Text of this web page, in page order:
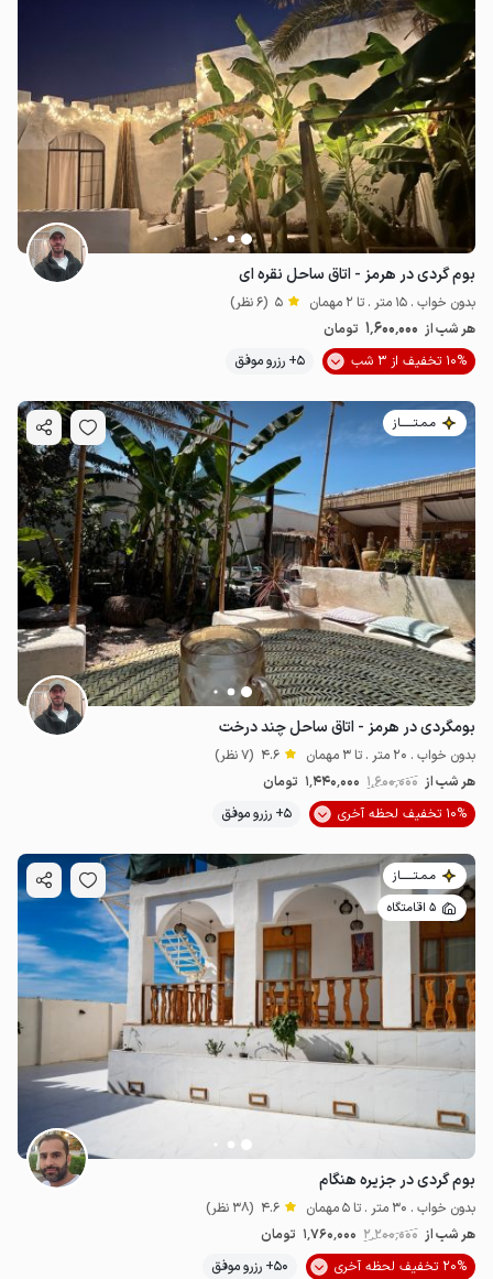
2.16میلیون ت 4.9
بوم گردی در هرمز - اتاق ساحل نقره ای
بدون خواب . 15 متر . تا 2 مهمان 5 (6 نظر)
هر شب از 1٬600٬000 تومان
10% تخفیف از 3 شب
5+ رزرو موفق
مـمـتــــــاز
بومگردی در هرمز - اتاق ساحل چند درخت
بدون خواب . 20 متر . تا 3 مهمان 4.6 (7 نظر)
هر شب از 1٬600٬000 1٬440٬000 تومان
10% تخفیف لحظه آخری
5+ رزرو موفق
مـمـتــــــاز
5 اقامتگاه
بوم گردی در جزیره هنگام
بدون خواب . 30 متر . تا 5 مهمان 4.6 (38 نظر)
هر شب از 2٬200٬000 1٬760٬000 تومان
20% تخفیف لحظه آخری
50+ رزرو موفق